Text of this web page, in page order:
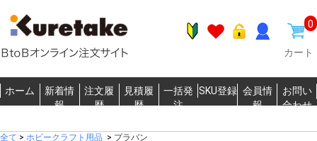
0
カート
ホーム
新着情
報
注文履
歴
見積履
歴
一括発
注
SKU登録 会員情
報
お問い
合わせ
全て > ホビークラフト用品 > プラバン